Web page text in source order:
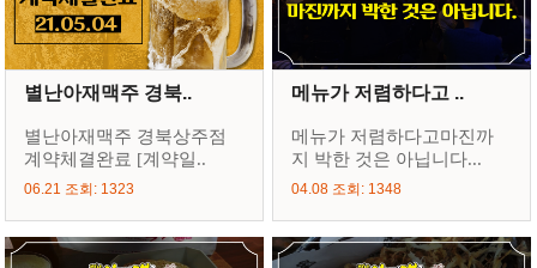
별난아재맥주 경북..
별난아재맥주 경북상주점
계약체결완료 [계약일..
06.21 조회: 1323
메뉴가 저렴하다고 ..
메뉴가 저렴하다고마진까
지 박한 것은 아닙니다...
04.08 조회: 1348